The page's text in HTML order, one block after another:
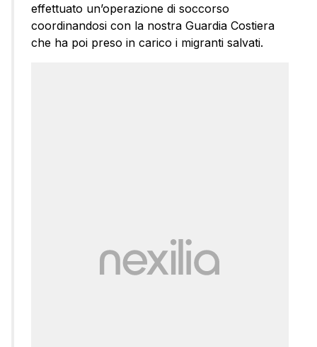
effettuato un’operazione di soccorso
coordinandosi con la nostra Guardia Costiera
che ha poi preso in carico i migranti salvati.